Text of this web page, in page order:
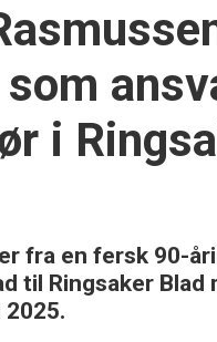
i
fra en fersk 90-
til Ringsaker Blad
2025.